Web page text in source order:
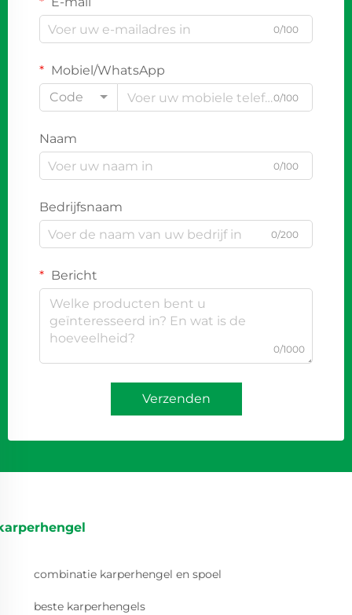
0/100
Mobiel/WhatsApp
Code
0/100
Naam
0/100
Bedrijfsnaam
0/200
Bericht
0/1000
Verzenden
combinatie karperhengel en spoel
beste karperhengels